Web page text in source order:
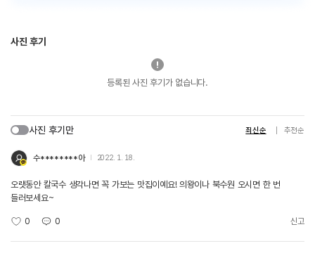
사진 후기
등록된 사진 후기가 없습니다.
사진 후기만 최신순 추천순
수********아 2022. 1. 18.
오랫동안 칼국수 생각나면 꼭 가보는 맛집이예요! 의왕이나 북수원 오시면 한 번
들러보세요~
0 0 신고